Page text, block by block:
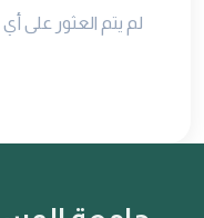
لم يتم العثور على